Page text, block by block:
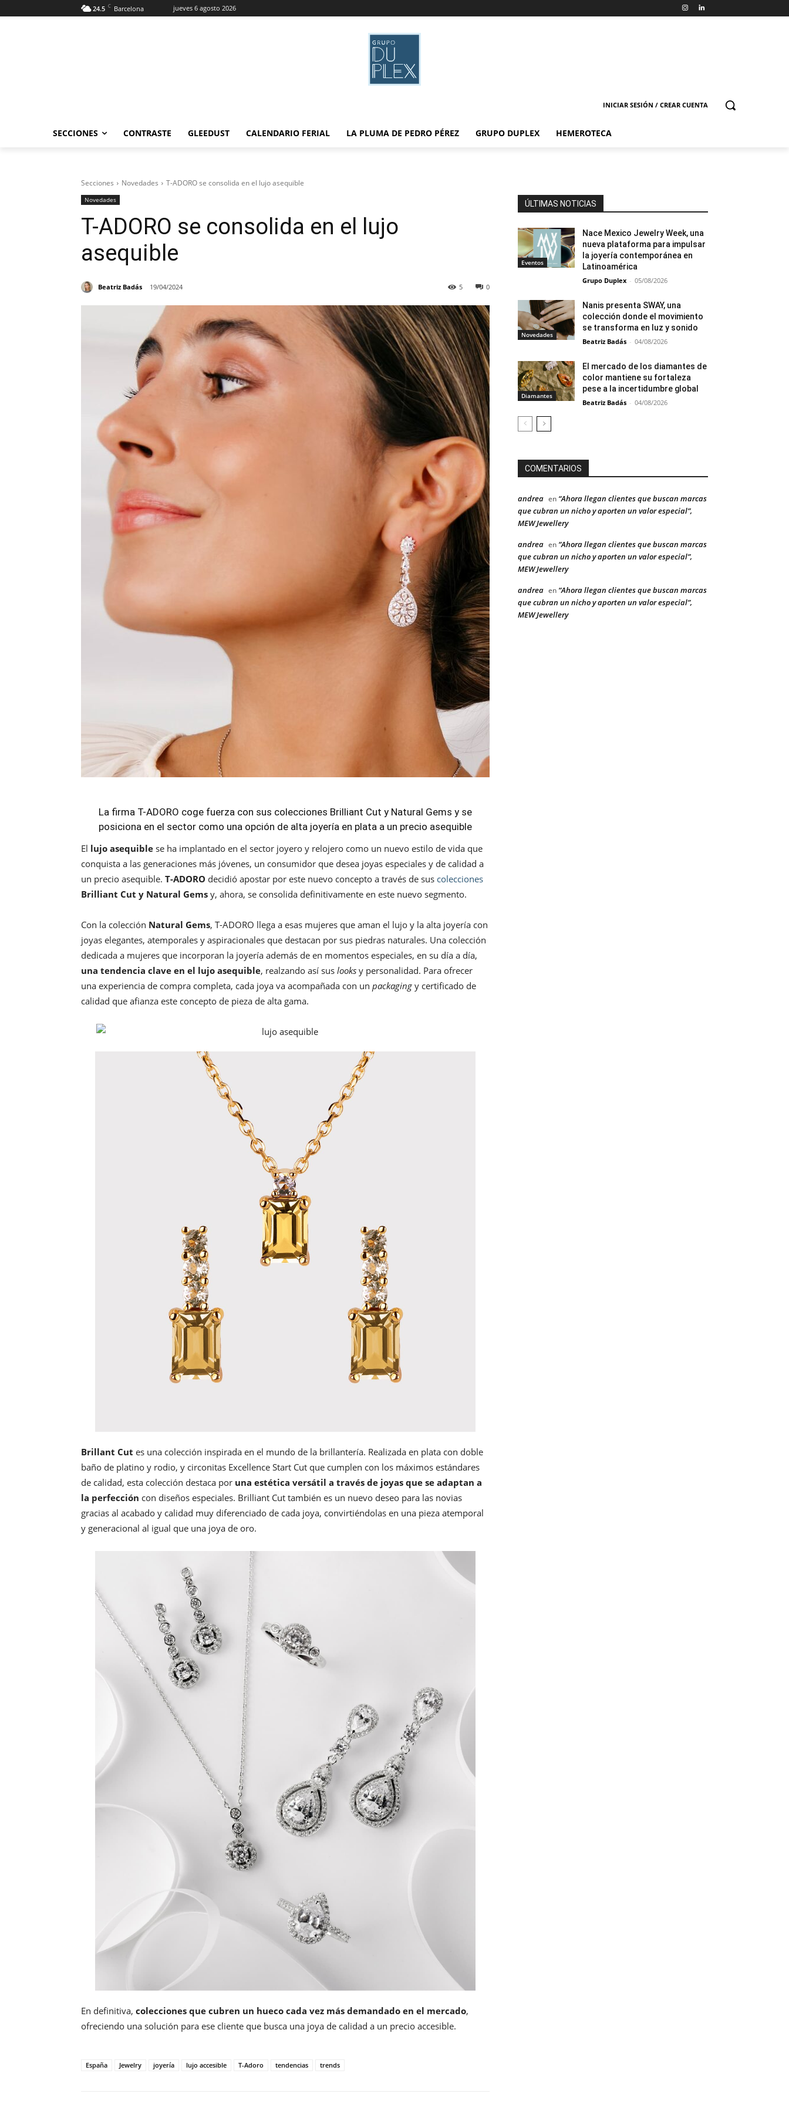
24.5 C Barcelona jueves 6 agosto 2026
INICIAR SESIÓN / CREAR CUENTA
SECCIONES CONTRASTE GLEEDUST CALENDARIO FERIAL LA PLUMA DE PEDRO PÉREZ GRUPO DUPLEX HEMEROTECA
Secciones Novedades T-ADORO se consolida en el lujo asequible
Novedades
T-ADORO se consolida en el lujo
asequible
Beatriz Badás 19/04/2024 0
5
La firma T-ADORO coge fuerza con sus colecciones Brilliant Cut y Natural Gems y se
posiciona en el sector como una opción de alta joyería en plata a un precio asequible
El lujo asequible se ha implantado en el sector joyero y relojero como un nuevo estilo de vida que
conquista a las generaciones más jóvenes, un consumidor que desea joyas especiales y de calidad a
un precio asequible. T-ADORO decidió apostar por este nuevo concepto a través de sus colecciones
Brilliant Cut y Natural Gems y, ahora, se consolida definitivamente en este nuevo segmento.
Con la colección Natural Gems, T-ADORO llega a esas mujeres que aman el lujo y la alta joyería con
joyas elegantes, atemporales y aspiracionales que destacan por sus piedras naturales. Una colección
dedicada a mujeres que incorporan la joyería además de en momentos especiales, en su día a día,
una tendencia clave en el lujo asequible, realzando así sus looks y personalidad. Para ofrecer
una experiencia de compra completa, cada joya va acompañada con un packaging y certificado de
calidad que afianza este concepto de pieza de alta gama.
Brillant Cut es una colección inspirada en el mundo de la brillantería. Realizada en plata con doble
baño de platino y rodio, y circonitas Excellence Start Cut que cumplen con los máximos estándares
de calidad, esta colección destaca por una estética versátil a través de joyas que se adaptan a
la perfección con diseños especiales. Brilliant Cut también es un nuevo deseo para las novias
gracias al acabado y calidad muy diferenciado de cada joya, convirtiéndolas en una pieza atemporal
y generacional al igual que una joya de oro.
En definitiva, colecciones que cubren un hueco cada vez más demandado en el mercado,
ofreciendo una solución para ese cliente que busca una joya de calidad a un precio accesible.
España Jewelry joyería lujo accesible T-Adoro tendencias trends
ÚLTIMAS NOTICIAS
Eventos
Nace Mexico Jewelry Week, una
nueva plataforma para impulsar
la joyería contemporánea en
Latinoamérica
Grupo Duplex - 05/08/2026
Novedades
Nanis presenta SWAY, una
colección donde el movimiento
se transforma en luz y sonido
Beatriz Badás - 04/08/2026
Diamantes
El mercado de los diamantes de
color mantiene su fortaleza
pese a la incertidumbre global
Beatriz Badás - 04/08/2026
COMENTARIOS
andrea en “Ahora llegan clientes que buscan marcas
que cubran un nicho y aporten un valor especial”,
MEW Jewellery
andrea en “Ahora llegan clientes que buscan marcas
que cubran un nicho y aporten un valor especial”,
MEW Jewellery
andrea en “Ahora llegan clientes que buscan marcas
que cubran un nicho y aporten un valor especial”,
MEW Jewellery